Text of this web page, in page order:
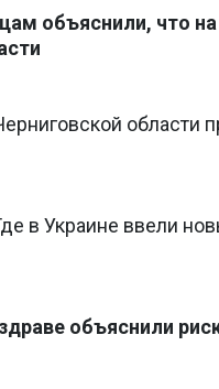
объяснили, что
области
в Украине ввели
объяснили